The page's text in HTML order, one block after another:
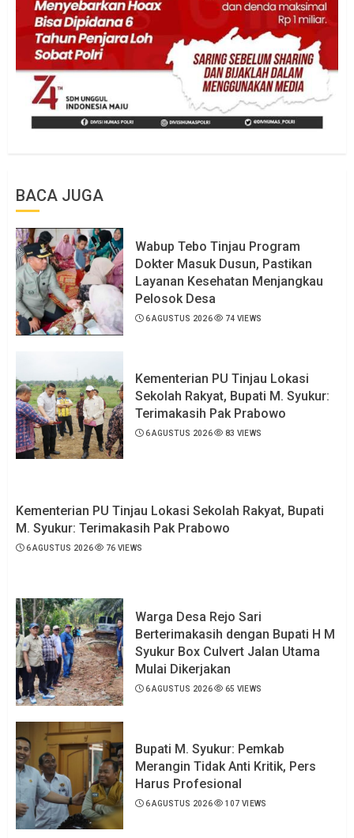
BACA JUGA
Wabup Tebo Tinjau Program
Dokter Masuk Dusun, Pastikan
Layanan Kesehatan Menjangkau
Pelosok Desa
6 AGUSTUS 2026 74 VIEWS
Kementerian PU Tinjau Lokasi
Sekolah Rakyat, Bupati M. Syukur:
Terimakasih Pak Prabowo
6 AGUSTUS 2026 83 VIEWS
Kementerian PU Tinjau Lokasi Sekolah Rakyat, Bupati
M. Syukur: Terimakasih Pak Prabowo
6 AGUSTUS 2026 76 VIEWS
Warga Desa Rejo Sari
Berterimakasih dengan Bupati H M
Syukur Box Culvert Jalan Utama
Mulai Dikerjakan
6 AGUSTUS 2026 65 VIEWS
Bupati M. Syukur: Pemkab
Merangin Tidak Anti Kritik, Pers
Harus Profesional
6 AGUSTUS 2026 107 VIEWS